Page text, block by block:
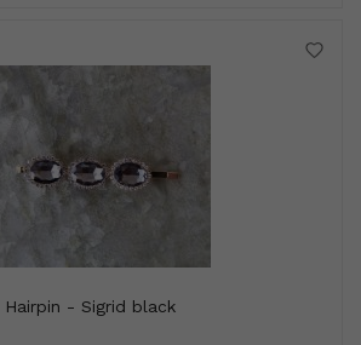
Hairpin - Sigrid black